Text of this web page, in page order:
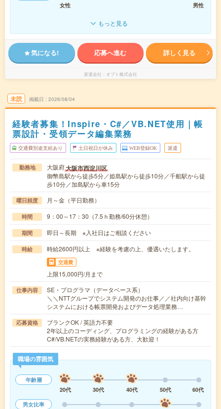
女性
男性
もっと見る
気になる! 応募へ進む 詳しく見る
派遣会社 オプト株式会社
未読 掲載日 2026/08/04
経験者募集！Inspire・C#／VB.NET使用｜帳
票設計・受領データ編集業務
交通費別途支給あり 土日祝日が休み WEB登録OK 派遣
勤務地 大阪府大阪市西淀川区
御幣島駅から徒歩5分／姫島駅から徒歩10分／千船駅から徒
歩10分／加島駅から車15分
曜日頻度 月～金（平日勤務）
時間 9：00～17：30（7.5ｈ勤務/60分休憩）
期間 即日～長期 ※入社日はご相談ください
時給 時給2600円以上 ※経験を考慮の上、優遇いたします。
交通費
上限15,000円/月まで
仕事内容
SE・プログラマ（データベース系）
＼＼NTTグループでシステム開発のお仕事／／社内向け基幹
システムにおける帳票開発およびデータ処理業務…
応募資格
ブランクOK / 英語力不要
2年以上のコーディング、プログラミングの経験がある方
C#/VB.NETの実務経験がある方、大歓迎！
職場の雰囲気
年齢層
20代
30代 40代 50代
60代
男女比率